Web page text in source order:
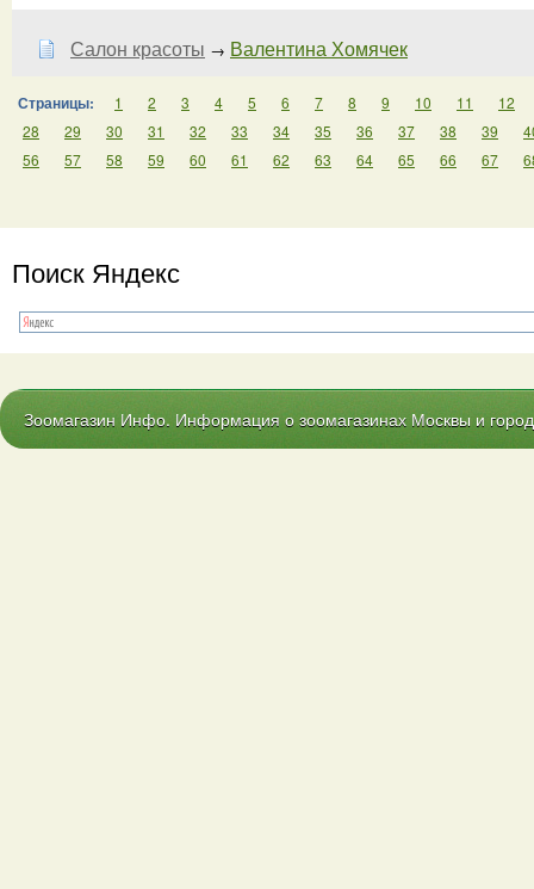
Салон красоты → Валентина Хомячек
Страницы: 1 2 3 4 5 6 7 8 9 10 11
12
28
29 30 31 32 33 34 35 36 37 38 39
56
57 58 59 60 61 62 63 64 65 66 67
Поиск Яндекс
Зоомагазин Инфо. Информация о зоомагазинах Москвы и